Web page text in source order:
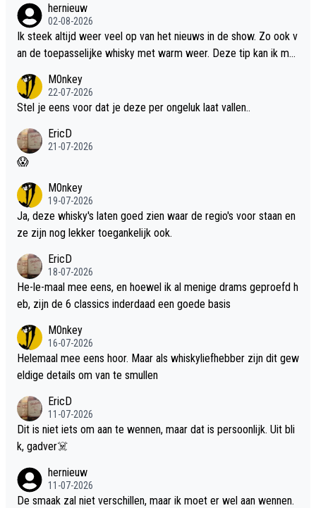
hernieuw
02-08-2026
Ik steek altijd weer veel op van het nieuws in de show. Zo ook v
an de toepasselijke whisky met warm weer. Deze tip kan ik met
M0nkey
22-07-2026
Stel je eens voor dat je deze per ongeluk laat vallen..
EricD
21-07-2026
😱
M0nkey
19-07-2026
Ja, deze whisky's laten goed zien waar de regio's voor staan en
ze zijn nog lekker toegankelijk ook.
EricD
18-07-2026
He-le-maal mee eens, en hoewel ik al menige drams geproefd h
eb, zijn de 6 classics inderdaad een goede basis
M0nkey
16-07-2026
Helemaal mee eens hoor. Maar als whiskyliefhebber zijn dit gew
eldige details om van te smullen
EricD
11-07-2026
Dit is niet iets om aan te wennen, maar dat is persoonlijk. Uit bli
k, gadver☠️
hernieuw
11-07-2026
De smaak zal niet verschillen, maar ik moet er wel aan wennen.